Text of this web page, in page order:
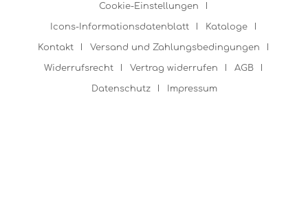
Cookie-Einstellungen
Icons-Informationsdatenblatt Kataloge
Kontakt Versand und Zahlungsbedingungen
Widerrufsrecht Vertrag widerrufen AGB
Datenschutz Impressum